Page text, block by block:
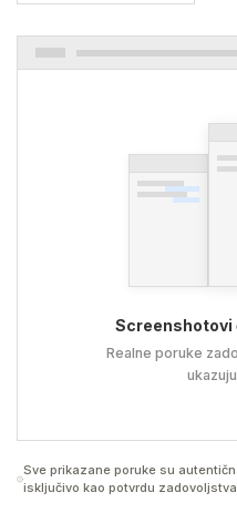
Screenshotovi
Realne poruke
Sve prikazane poruke su
isključivo kao potvrdu